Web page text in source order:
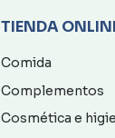
TIENDA
Comida
Complementos
Cosmética e